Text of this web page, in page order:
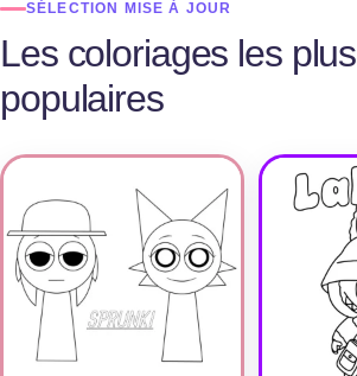
SÉLECTION MISE À JOUR
Les coloriages les plus
populaires